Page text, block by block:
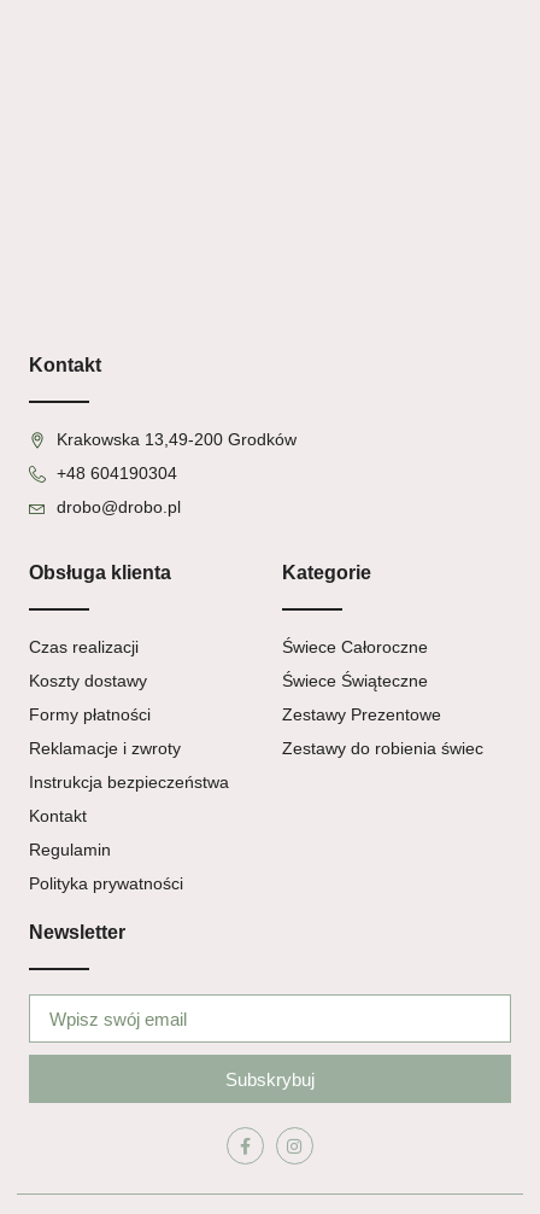
Kontakt
Krakowska 13,49-200 Grodków
+48 604190304
drobo@drobo.pl
Obsługa klienta
Czas realizacji
Koszty dostawy
Formy płatności
Reklamacje i zwroty
Instrukcja bezpieczeństwa
Kontakt
Regulamin
Polityka prywatności
Kategorie
Świece Całoroczne
Świece Świąteczne
Zestawy Prezentowe
Zestawy do robienia świec
Newsletter
Subskrybuj